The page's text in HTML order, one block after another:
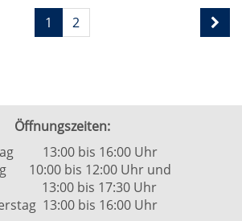
Seiten
blättern
1 2
Öffnungszeiten:
13:00 bis 16:00 Uhr
10:00 bis 12:00 Uhr und
bis 17:30 Uhr
13:00 bis 16:00 Uhr